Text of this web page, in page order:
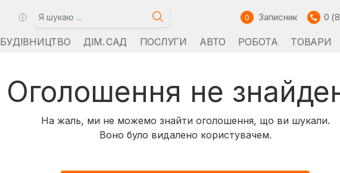
0 Записник 0
БУДІВНИЦТВО ДІМ. САД ПОСЛУГИ АВТО РОБОТА ТОВАРИ
Оголошення не
На жаль, ми не можемо знайти оголошення, що ви шукали.
Воно було видалено користувачем.